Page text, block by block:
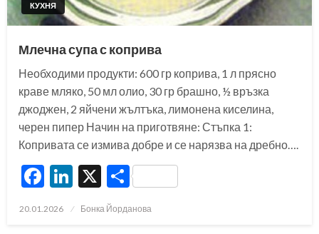
КУХНЯ
Млечна супа с коприва
Необходими продукти: 600 гр коприва, 1 л прясно
краве мляко, 50 мл олио, 30 гр брашно, ½ връзка
джоджен, 2 яйчени жълтъка, лимонена киселина,
черен пипер Начин на приготвяне: Стъпка 1:
Копривата се измива добре и се нарязва на дребно….
Facebook
LinkedIn
X Share
Posted
20.01.2026 Бонка Йорданова